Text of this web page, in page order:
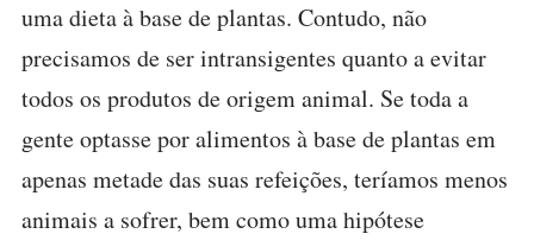
uma dieta à base de plantas. Contudo, não
precisamos de ser intransigentes quanto a evitar
todos os produtos de origem animal. Se toda a
gente optasse por alimentos à base de plantas em
apenas metade das suas refeições, teríamos menos
animais a sofrer, bem como uma hipótese